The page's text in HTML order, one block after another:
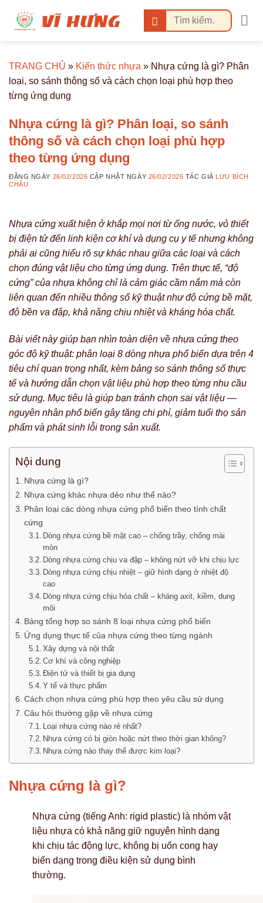
Tìm
kiếm:
TRANG CHỦ » Kiến thức nhựa » Nhựa cứng là gì? Phân
loại, so sánh thông số và cách chọn loại phù hợp theo
từng ứng dụng
Nhựa cứng là gì? Phân loại, so sánh
thông số và cách chọn loại phù hợp
theo từng ứng dụng
ĐĂNG NGÀY 26/02/2026 CẬP NHẬT NGÀY 26/02/2026 TÁC GIẢ LƯU BÍCH
CHÂU
Nhựa cứng xuất hiện ở khắp mọi nơi từ ống nước, vỏ thiết
bị điện tử đến linh kiện cơ khí và dụng cụ y tế nhưng không
phải ai cũng hiểu rõ sự khác nhau giữa các loại và cách
chọn đúng vật liệu cho từng ứng dụng. Trên thực tế, “độ
cứng” của nhựa không chỉ là cảm giác cầm nắm mà còn
liên quan đến nhiều thông số kỹ thuật như độ cứng bề mặt,
độ bền va đập, khả năng chịu nhiệt và kháng hóa chất.
Bài viết này giúp bạn nhìn toàn diện về nhựa cứng theo
góc độ kỹ thuật: phân loại 8 dòng nhựa phổ biến dựa trên 4
tiêu chí quan trọng nhất, kèm bảng so sánh thông số thực
tế và hướng dẫn chọn vật liệu phù hợp theo từng nhu cầu
sử dụng. Mục tiêu là giúp bạn tránh chọn sai vật liệu —
nguyên nhân phổ biến gây tăng chi phí, giảm tuổi thọ sản
phẩm và phát sinh lỗi trong sản xuất.
Nội dung
Nhựa cứng là gì?
Nhựa cứng khác nhựa dẻo như thế nào?
Phân loại các dòng nhựa cứng phổ biến theo tính chất
cứng
Dòng nhựa cứng bề mặt cao – chống trầy, chống mài
mòn
Dòng nhựa cứng chịu va đập – không nứt vỡ khi chịu lực
Dòng nhựa cứng chịu nhiệt – giữ hình dạng ở nhiệt độ
cao
Dòng nhựa cứng chịu hóa chất – kháng axit, kiềm, dung
môi
Bảng tổng hợp so sánh 8 loại nhựa cứng phổ biến
Ứng dụng thực tế của nhựa cứng theo từng ngành
Xây dựng và nội thất
Cơ khí và công nghiệp
Điện tử và thiết bị gia dụng
Y tế và thực phẩm
Cách chọn nhựa cứng phù hợp theo yêu cầu sử dụng
Câu hỏi thường gặp về nhựa cứng
Loại nhựa cứng nào rẻ nhất?
Nhựa cứng có bị giòn hoặc nứt theo thời gian không?
Nhựa cứng nào thay thế được kim loại?
Nhựa cứng là gì?
Nhựa cứng (tiếng Anh: rigid plastic) là nhóm vật
liệu nhựa có khả năng giữ nguyên hình dạng
khi chịu tác động lực, không bị uốn cong hay
biến dạng trong điều kiện sử dụng bình
thường.